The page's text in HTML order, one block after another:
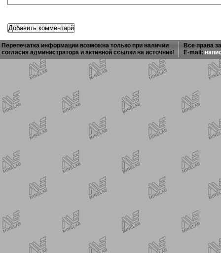
Перепечатка информации возможна только при наличии
согласия администратора и активной ссылки на источник!
Все права
E-mail: